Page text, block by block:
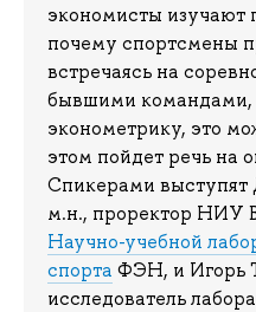
экономисты изучают
почему спортсмены
встречаясь на
бывшими командами,
эконометрику, это
этом пойдет речь на
Спикерами
м.н., проректор НИУ
Научно-учебной
спорта ФЭН, и Игорь
исследователь